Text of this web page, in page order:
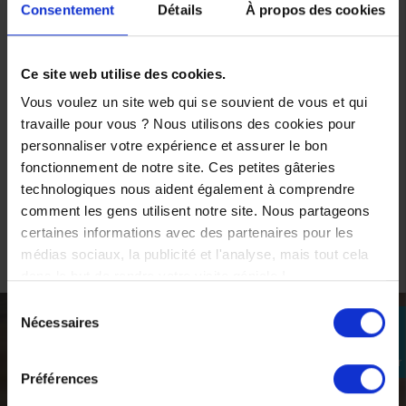
Consentement Détails À propos des cookies
Ce site web utilise des cookies.
Vous voulez un site web qui se souvient de vous et qui
travaille pour vous ? Nous utilisons des cookies pour
personnaliser votre expérience et assurer le bon
fonctionnement de notre site. Ces petites gâteries
technologiques nous aident également à comprendre
comment les gens utilisent notre site. Nous partageons
certaines informations avec des partenaires pour les
médias sociaux, la publicité et l'analyse, mais tout cela
Nécessaires
Préférences
perm_identity
connecter
d'entretien
Découvrir
ACCESSOIRES ET